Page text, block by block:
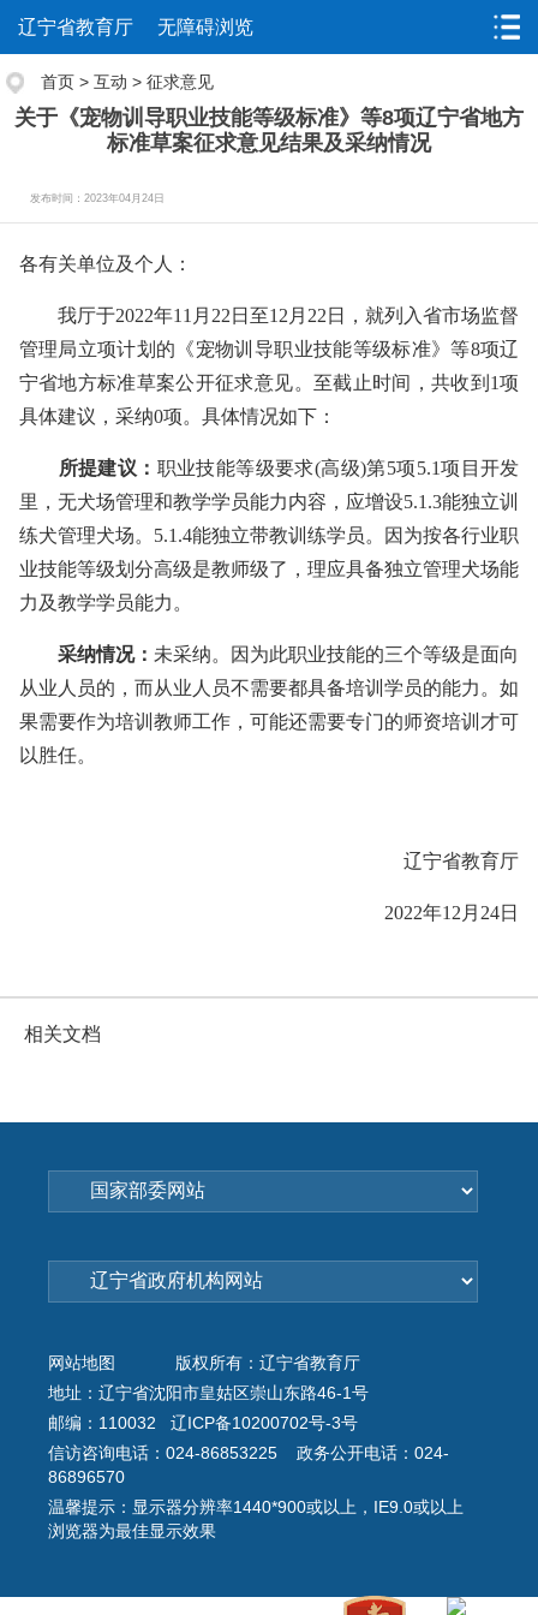
辽宁省教育厅 无障碍浏览
首页 > 互动 > 征求意见
关于《宠物训导职业技能等级标准》等8项辽宁省地方
标准草案征求意见结果及采纳情况
发布时间：2023年04月24日
各有关单位及个人：
我厅于2022年11月22日至12月22日，就列入省市场监督
管理局立项计划的《宠物训导职业技能等级标准》等8项辽
宁省地方标准草案公开征求意见。至截止时间，共收到1项
具体建议，采纳0项。具体情况如下：
所提建议： 职业技能等级要求(高级)第5项5.1项目开发
里，无犬场管理和教学学员能力内容，应增设5.1.3能独立训
练犬管理犬场。5.1.4能独立带教训练学员。因为按各行业职
业技能等级划分高级是教师级了，理应具备独立管理犬场能
力及教学学员能力。
采纳情况： 未采纳。因为此职业技能的三个等级是面向
从业人员的，而从业人员不需要都具备培训学员的能力。如
果需要作为培训教师工作，可能还需要专门的师资培训才可
以胜任。
辽宁省教育厅
2022年12月24日
相关文档
网站地图
版权所有：辽宁省教育厅
地址：辽宁省沈阳市皇姑区崇山东路46-1号
邮编：110032 辽ICP备10200702号-3号
信访咨询电话：024-86853225 政务公开电话：024-
86896570
温馨提示：显示器分辨率1440*900或以上，IE9.0或以上
浏览器为最佳显示效果